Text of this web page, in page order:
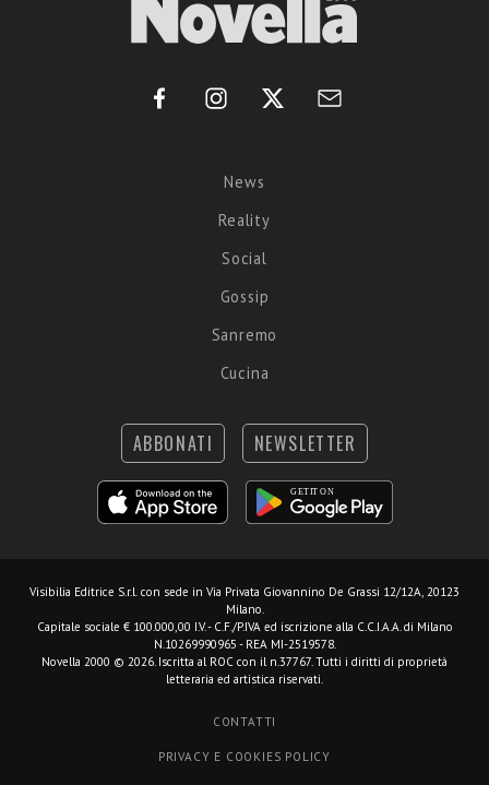
News
Reality
Social
Gossip
Sanremo
Cucina
ABBONATI NEWSLETTER
Visibilia Editrice S.r.l. con sede in Via Privata Giovannino De Grassi 12/12A, 20123
Milano.
Capitale sociale € 100.000,00 I.V. - C.F./P.IVA ed iscrizione alla C.C.I.A.A. di Milano
N.10269990965 - REA MI-2519578.
Novella 2000 © 2026. Iscritta al ROC con il n.37767. Tutti i diritti di proprietà
letteraria ed artistica riservati.
CONTATTI
PRIVACY E COOKIES POLICY